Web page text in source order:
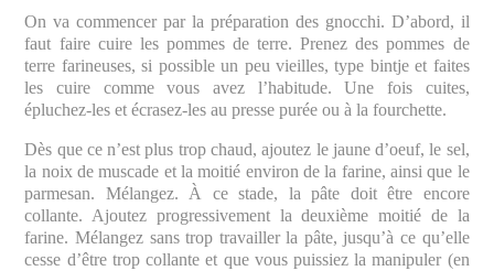
On va commencer par la préparation des gnocchi. D’abord, il
faut faire cuire les pommes de terre. Prenez des pommes de
terre farineuses, si possible un peu vieilles, type bintje et faites
les cuire comme vous avez l’habitude. Une fois cuites,
épluchez-les et écrasez-les au presse purée ou à la fourchette.
Dès que ce n’est plus trop chaud, ajoutez le jaune d’oeuf, le sel,
la noix de muscade et la moitié environ de la farine, ainsi que le
parmesan. Mélangez. À ce stade, la pâte doit être encore
collante. Ajoutez progressivement la deuxième moitié de la
farine. Mélangez sans trop travailler la pâte, jusqu’à ce qu’elle
cesse d’être trop collante et que vous puissiez la manipuler (en